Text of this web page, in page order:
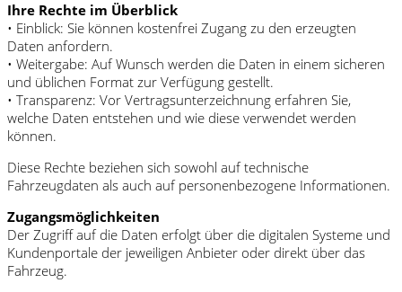
Ihre Rechte im Überblick
• Einblick: Sie können kostenfrei Zugang zu den erzeugten
Daten anfordern.
• Weitergabe: Auf Wunsch werden die Daten in einem sicheren
und üblichen Format zur Verfügung gestellt.
• Transparenz: Vor Vertragsunterzeichnung erfahren Sie,
welche Daten entstehen und wie diese verwendet werden
können.
Diese Rechte beziehen sich sowohl auf technische
Fahrzeugdaten als auch auf personenbezogene Informationen.
Zugangsmöglichkeiten
Der Zugriff auf die Daten erfolgt über die digitalen Systeme und
Kundenportale der jeweiligen Anbieter oder direkt über das
Fahrzeug.